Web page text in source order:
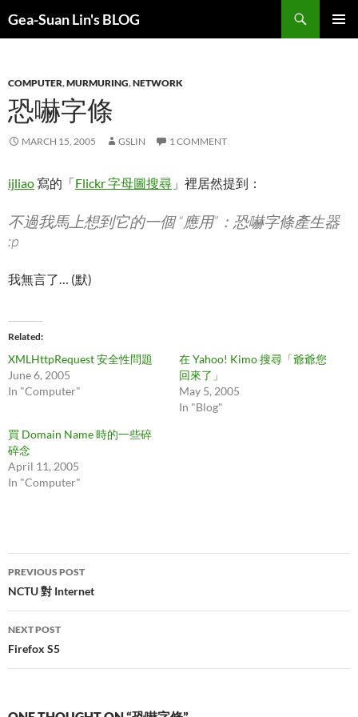
Gea-Suan Lin's BLOG
COMPUTER,MURMURING,NETWORK
恐嚇字條
MARCH 15, 2005 GSLIN 1 COMMENT
ijliao 寫的「Flickr 字母圖搜尋 」裡居然提到：
不過我馬上想到它的一個 “應用”：恐嚇字條產生器
:p
我無言了… (默)
Related
XMLHttpRequest 安全性問題
June 6, 2005
In "Computer"
在 Yahoo! Kimo 搜尋「爺爺您
回來了」
May 5, 2005
In "Blog"
買 Domain Name 時的一些碎
碎念
April 11, 2005
In "Computer"
Post
navigation
PREVIOUS POST
NCTU 對 Internet
NEXT POST
Firefox S5